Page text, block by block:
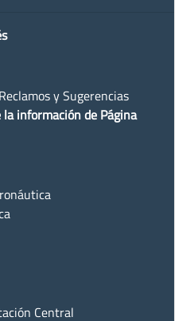
y Sugerencias
información de Página
Central